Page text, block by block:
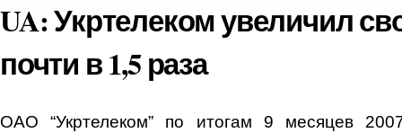
UA:Укртелеком увеличил
почти в 1,5 раза
ОАО “Укртелеком” по итогам 9 месяцев